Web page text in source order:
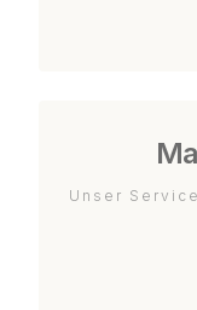
Unser